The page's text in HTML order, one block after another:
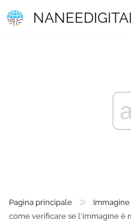
Pagina principale
Immagine
come verificare se l'immagine è